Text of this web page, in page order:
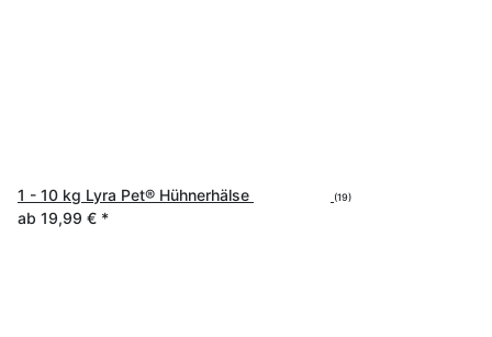
1 - 10 kg Lyra Pet® Hühnerhälse (19)
ab 19,99 € *